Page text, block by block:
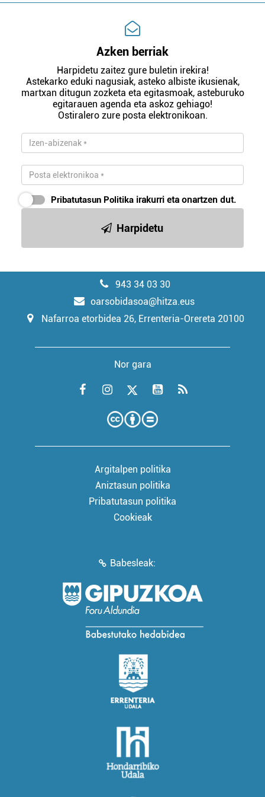
Azken berriak
Harpidetu zaitez gure buletin irekira!
Astekarko eduki nagusiak, asteko albiste ikusienak,
martxan ditugun zozketa eta egitasmoak, asteburuko
egitarauen agenda eta askoz gehiago!
Ostiralero zure posta elektronikoan.
Pribatutasun Politika irakurri eta onartzen dut.
Harpidetu
943 34 03 30
oarsobidasoa@hitza.eus
Nafarroa etorbidea 26, Errenteria-Orereta 20100
Nor gara
Argitalpen politika
Aniztasun politika
Pribatutasun politika
Cookieak
Babesleak: